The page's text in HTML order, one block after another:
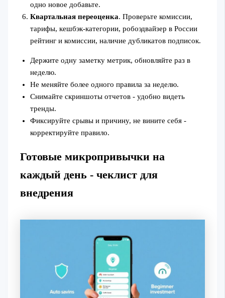
одно новое добавьте.
Квартальная переоценка. Проверьте комиссии,
тарифы, кешбэк‑категории, робоэдвайзер в России
рейтинг и комиссии, наличие дубликатов подписок.
Держите одну заметку метрик, обновляйте раз в
неделю.
Не меняйте более одного правила за неделю.
Снимайте скриншоты отчетов - удобно видеть
тренды.
Фиксируйте срывы и причину, не вините себя -
корректируйте правило.
Готовые микропривычки на
каждый день - чеклист для
внедрения